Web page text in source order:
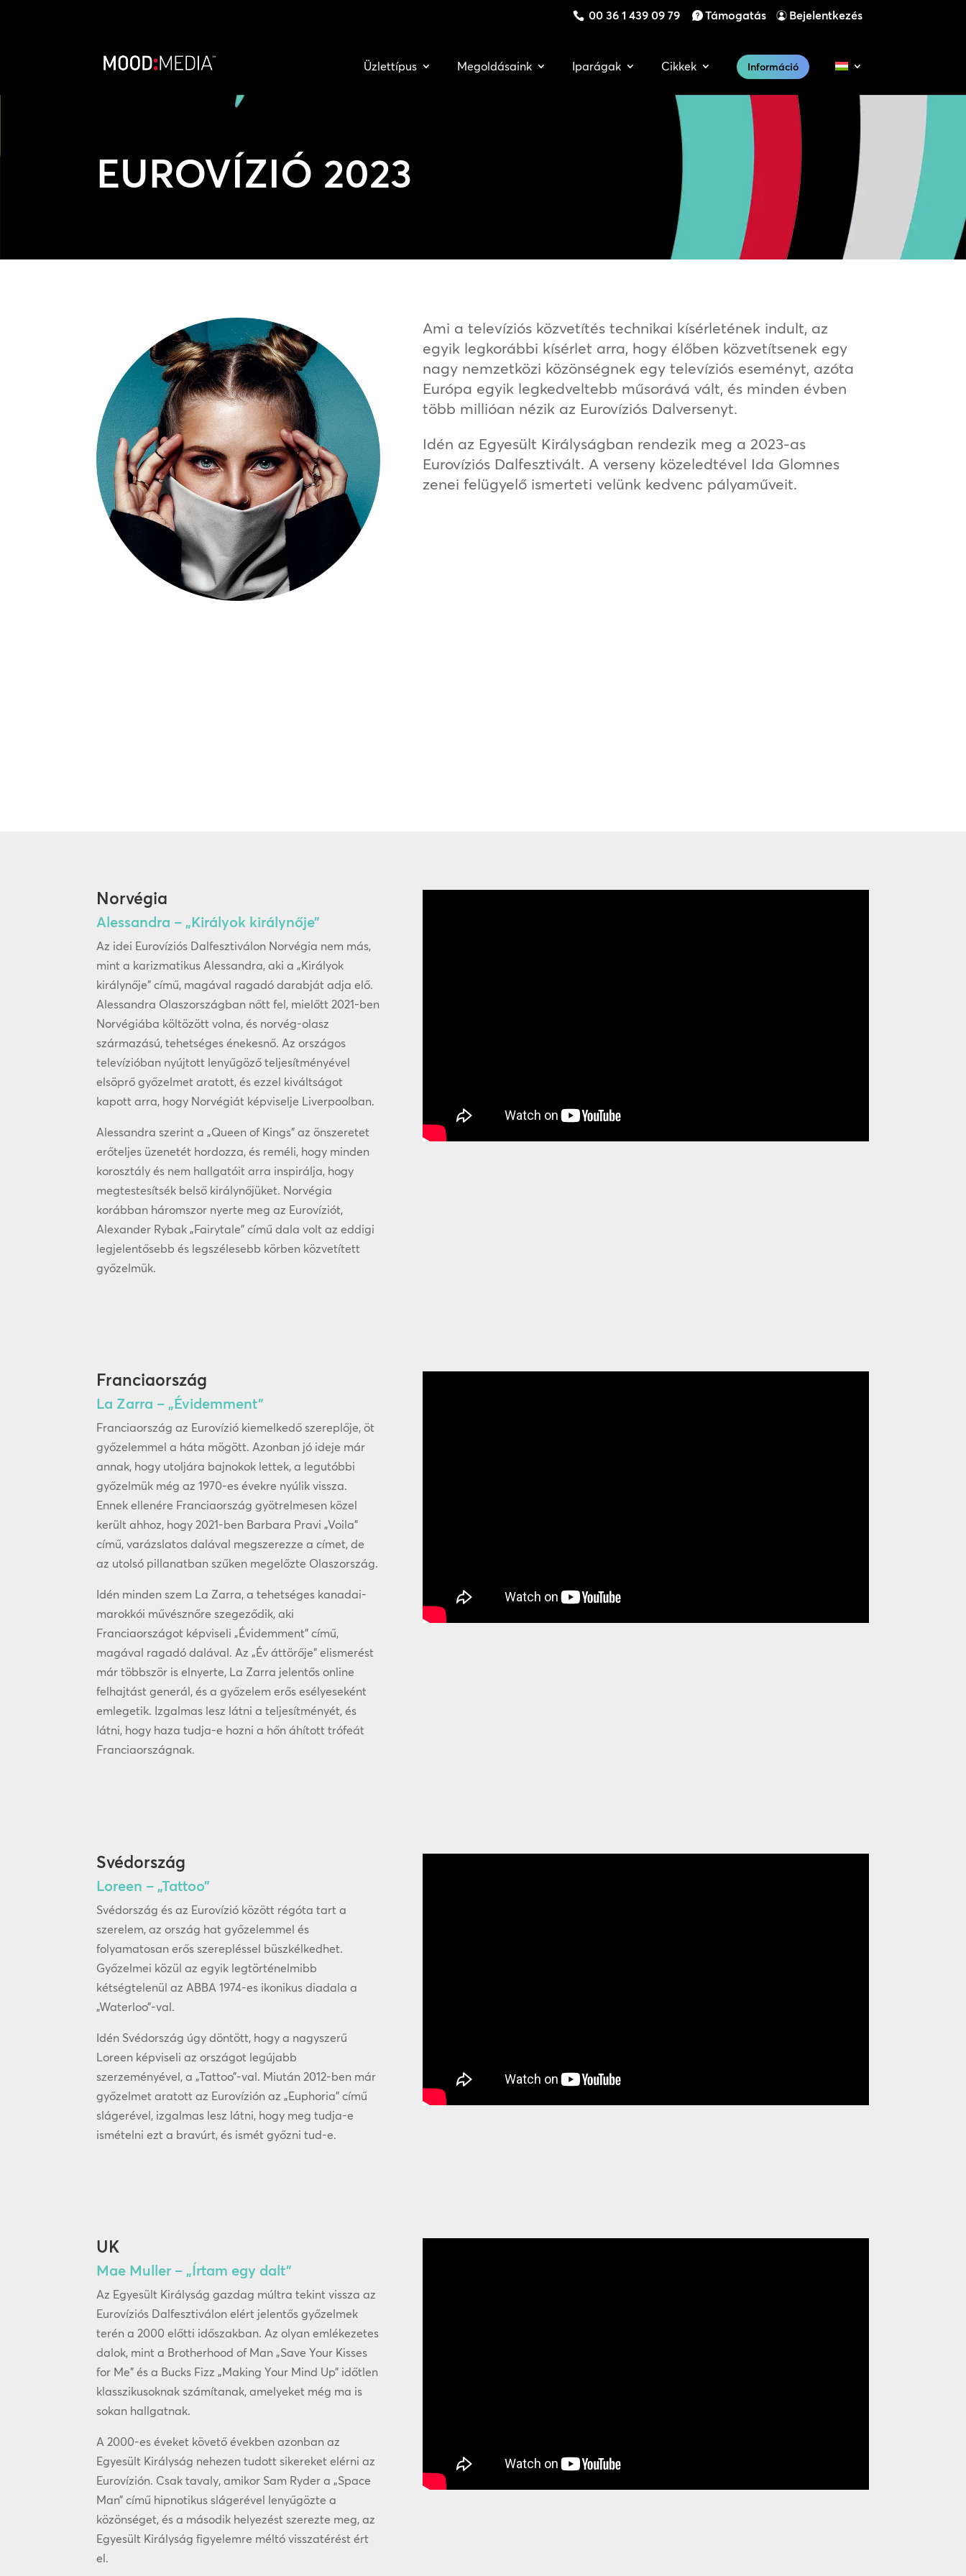
00 36 1 439 09 79 Támogatás Bejelentkezés
Üzlettípus Megoldásaink Iparágak Cikkek Információ
EUROVÍZIÓ 2023
Ami a televíziós közvetítés technikai kísérletének indult, az
egyik legkorábbi kísérlet arra, hogy élőben közvetítsenek egy
nagy nemzetközi közönségnek egy televíziós eseményt, azóta
Európa egyik legkedveltebb műsorává vált, és minden évben
több millióan nézik az Eurovíziós Dalversenyt.
Idén az Egyesült Királyságban rendezik meg a 2023-as
Eurovíziós Dalfesztivált. A verseny közeledtével Ida Glomnes
zenei felügyelő ismerteti velünk kedvenc pályaműveit.
Norvégia
Alessandra – „Királyok királynője”
Az idei Eurovíziós Dalfesztiválon Norvégia nem más,
mint a karizmatikus Alessandra, aki a „Királyok
királynője” című, magával ragadó darabját adja elő.
Alessandra Olaszországban nőtt fel, mielőtt 2021-ben
Norvégiába költözött volna, és norvég-olasz
származású, tehetséges énekesnő. Az országos
televízióban nyújtott lenyűgöző teljesítményével
elsöprő győzelmet aratott, és ezzel kiváltságot
kapott arra, hogy Norvégiát képviselje Liverpoolban.
Alessandra szerint a „Queen of Kings” az önszeretet
erőteljes üzenetét hordozza, és reméli, hogy minden
korosztály és nem hallgatóit arra inspirálja, hogy
megtestesítsék belső királynőjüket. Norvégia
korábban háromszor nyerte meg az Eurovíziót,
Alexander Rybak „Fairytale” című dala volt az eddigi
legjelentősebb és legszélesebb körben közvetített
győzelmük.
Franciaország
La Zarra – „Évidemment”
Franciaország az Eurovízió kiemelkedő szereplője, öt
győzelemmel a háta mögött. Azonban jó ideje már
annak, hogy utoljára bajnokok lettek, a legutóbbi
győzelmük még az 1970-es évekre nyúlik vissza.
Ennek ellenére Franciaország gyötrelmesen közel
került ahhoz, hogy 2021-ben Barbara Pravi „Voila”
című, varázslatos dalával megszerezze a címet, de
az utolsó pillanatban szűken megelőzte Olaszország.
Idén minden szem La Zarra, a tehetséges kanadai-
marokkói művésznőre szegeződik, aki
Franciaországot képviseli „Évidemment” című,
magával ragadó dalával. Az „Év áttörője” elismerést
már többször is elnyerte, La Zarra jelentős online
felhajtást generál, és a győzelem erős esélyeseként
emlegetik. Izgalmas lesz látni a teljesítményét, és
látni, hogy haza tudja-e hozni a hőn áhított trófeát
Franciaországnak.
Svédország
Loreen – „Tattoo”
Svédország és az Eurovízió között régóta tart a
szerelem, az ország hat győzelemmel és
folyamatosan erős szerepléssel büszkélkedhet.
Győzelmei közül az egyik legtörténelmibb
kétségtelenül az ABBA 1974-es ikonikus diadala a
„Waterloo”-val.
Idén Svédország úgy döntött, hogy a nagyszerű
Loreen képviseli az országot legújabb
szerzeményével, a „Tattoo”-val. Miután 2012-ben már
győzelmet aratott az Eurovízión az „Euphoria” című
slágerével, izgalmas lesz látni, hogy meg tudja-e
ismételni ezt a bravúrt, és ismét győzni tud-e.
UK
Mae Muller – „Írtam egy dalt”
Az Egyesült Királyság gazdag múltra tekint vissza az
Eurovíziós Dalfesztiválon elért jelentős győzelmek
terén a 2000 előtti időszakban. Az olyan emlékezetes
dalok, mint a Brotherhood of Man „Save Your Kisses
for Me” és a Bucks Fizz „Making Your Mind Up” időtlen
klasszikusoknak számítanak, amelyeket még ma is
sokan hallgatnak.
A 2000-es éveket követő években azonban az
Egyesült Királyság nehezen tudott sikereket elérni az
Eurovízión. Csak tavaly, amikor Sam Ryder a „Space
Man” című hipnotikus slágerével lenyűgözte a
közönséget, és a második helyezést szerezte meg, az
Egyesült Királyság figyelemre méltó visszatérést ért
el.